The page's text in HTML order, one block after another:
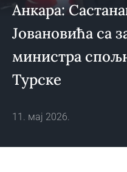
Анкара:
Јовановића са
министра
Турске
11. мај 2026.